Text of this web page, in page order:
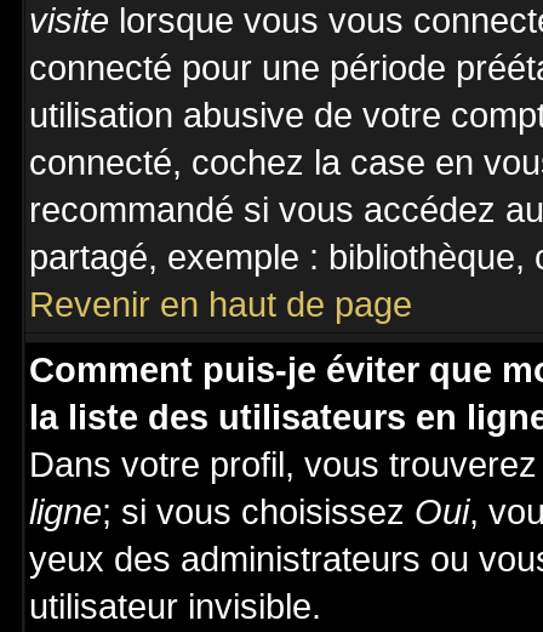
visite lorsque vous vous
connecté pour une période
utilisation abusive de votre
connecté, cochez la case en
recommandé si vous accédez
partagé, exemple :
Revenir en haut de page
Comment puis-je éviter que
la liste des utilisateurs en
Dans votre profil, vous
ligne; si vous choisissez Oui,
yeux des administrateurs ou
utilisateur invisible.